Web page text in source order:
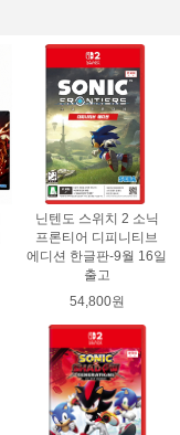
닌텐도 스위치 2 소닉
프론티어 디피니티브
에디션 한글판-9월 16일
출고
54,800원